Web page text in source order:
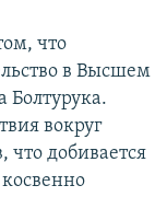
что
в Высшем
Болтурука.
вокруг
что добивается